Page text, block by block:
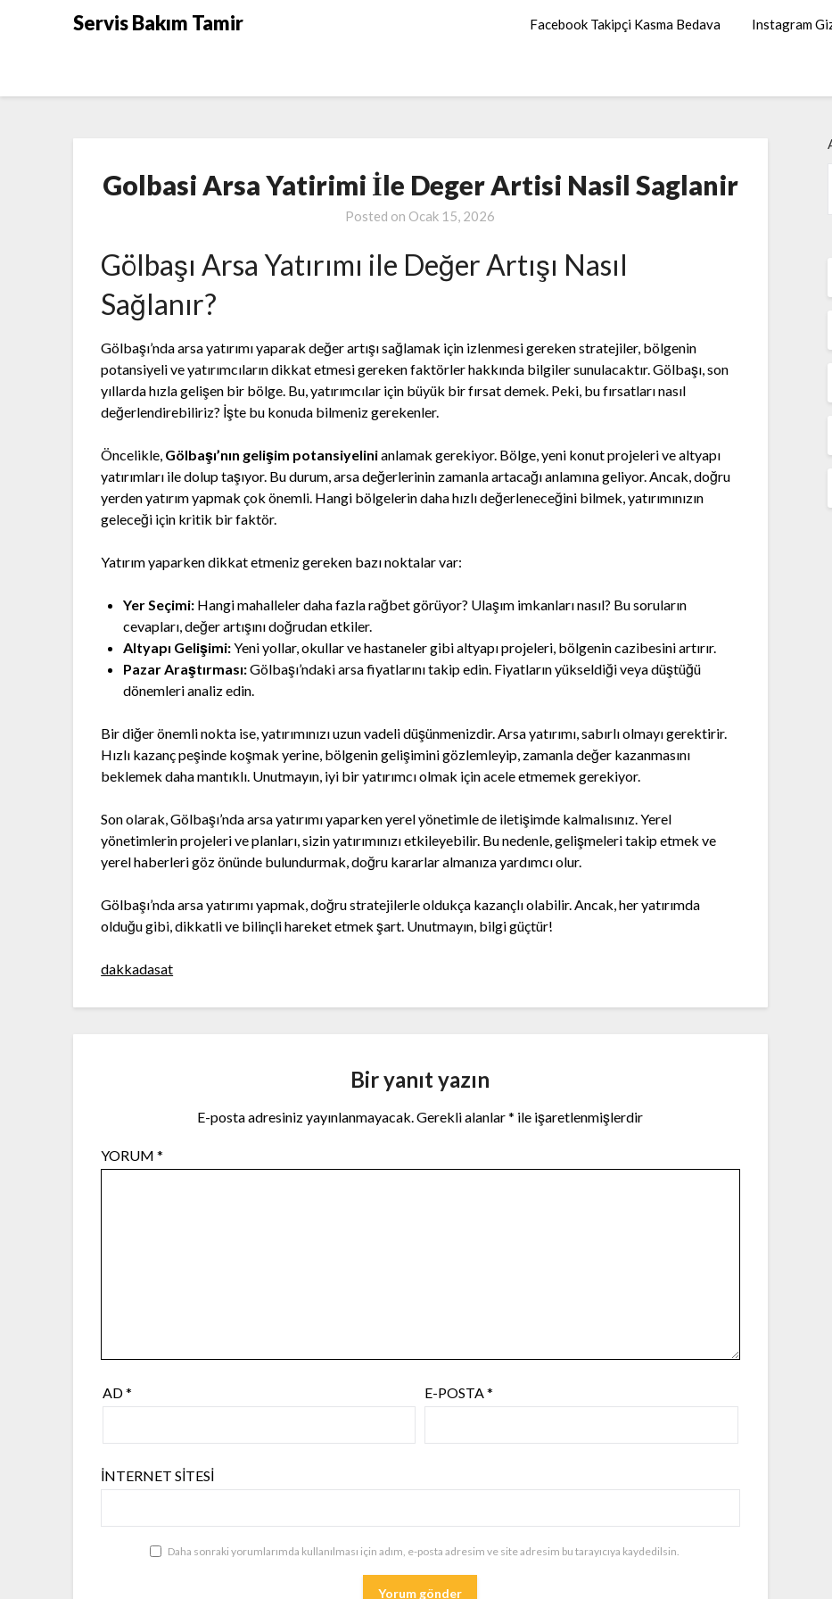
Servis Bakım Tamir Facebook Takipçi Kasma Bedava Instagram
Golbasi Arsa Yatirimi İle Deger Artisi Nasil Saglanir
Posted on Ocak 15, 2026
Gölbaşı Arsa Yatırımı ile Değer Artışı Nasıl
Sağlanır?
Gölbaşı’nda arsa yatırımı yaparak değer artışı sağlamak için izlenmesi gereken stratejiler, bölgenin
potansiyeli ve yatırımcıların dikkat etmesi gereken faktörler hakkında bilgiler sunulacaktır. Gölbaşı, son
yıllarda hızla gelişen bir bölge. Bu, yatırımcılar için büyük bir fırsat demek. Peki, bu fırsatları nasıl
değerlendirebiliriz? İşte bu konuda bilmeniz gerekenler.
Öncelikle, Gölbaşı’nın gelişim potansiyelinianlamak gerekiyor. Bölge, yeni konut projeleri ve altyapı
yatırımları ile dolup taşıyor. Bu durum, arsa değerlerinin zamanla artacağı anlamına geliyor. Ancak, doğru
yerden yatırım yapmak çok önemli. Hangi bölgelerin daha hızlı değerleneceğini bilmek, yatırımınızın
geleceği için kritik bir faktör.
Yatırım yaparken dikkat etmeniz gereken bazı noktalar var:
Yer Seçimi: Hangi mahalleler daha fazla rağbet görüyor? Ulaşım imkanları nasıl? Bu soruların
cevapları, değer artışını doğrudan etkiler.
Altyapı Gelişimi:Yeni yollar, okullar ve hastaneler gibi altyapı projeleri, bölgenin cazibesini artırır.
Pazar Araştırması:Gölbaşı’ndaki arsa fiyatlarını takip edin. Fiyatların yükseldiği veya düştüğü
dönemleri analiz edin.
Bir diğer önemli nokta ise, yatırımınızı uzun vadeli düşünmenizdir. Arsa yatırımı, sabırlı olmayı gerektirir.
Hızlı kazanç peşinde koşmak yerine, bölgenin gelişimini gözlemleyip, zamanla değer kazanmasını
beklemek daha mantıklı. Unutmayın, iyi bir yatırımcı olmak için acele etmemek gerekiyor.
Son olarak, Gölbaşı’nda arsa yatırımı yaparken yerel yönetimle de iletişimde kalmalısınız. Yerel
yönetimlerin projeleri ve planları, sizin yatırımınızı etkileyebilir. Bu nedenle, gelişmeleri takip etmek ve
yerel haberleri göz önünde bulundurmak, doğru kararlar almanıza yardımcı olur.
Gölbaşı’nda arsa yatırımı yapmak, doğru stratejilerle oldukça kazançlı olabilir. Ancak, her yatırımda
olduğu gibi, dikkatli ve bilinçli hareket etmek şart. Unutmayın, bilgi güçtür!
dakkadasat
Bir yanıt yazın
E-posta adresiniz yayınlanmayacak.Gerekli alanlar* ile işaretlenmişlerdir
YORUM*
AD* E-POSTA*
İNTERNET SITESI
Daha sonraki yorumlarımda kullanılması için adım, e-posta adresim ve site adresim bu tarayıcıya kaydedilsin.